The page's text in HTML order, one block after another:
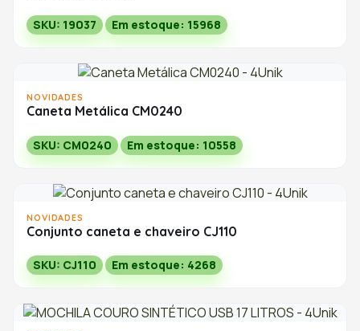
SKU: 19037 Em estoque: 15968
NOVIDADES
Caneta Metálica CM0240
SKU: CM0240 Em estoque: 10558
NOVIDADES
Conjunto caneta e chaveiro CJ110
SKU: CJ110 Em estoque: 4268